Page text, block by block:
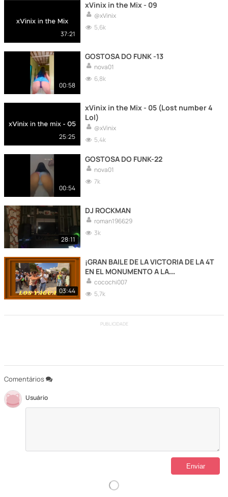
Comentários
Usuário
37:21
xVinix in the Mix - 09
@xVinix
5,6k
00:58
GOSTOSA DO FUNK -13
nova01
6,8k
25:25
xVinix in the Mix - 05 (Lost number 4
Lol)
@xVinix
5,4k
00:54
GOSTOSA DO FUNK-22
nova01
7k
28:11
DJ ROCKMAN
roman196629
3k
03:44
¡GRAN BAILE DE LA VICTORIA DE LA 4T
EN EL MONUMENTO A LA
REVOLUCIÓN!
cocochi007
5,7k
PUBLICIDADE